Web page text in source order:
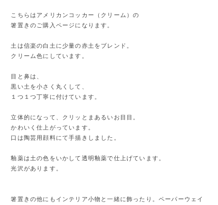
こちらはアメリカンコッカー（クリーム）の
箸置きのご購入ページになります。
土は信楽の白土に少量の赤土をブレンド。
クリーム色にしています。
目と鼻は、
黒い土を小さく丸くして、
１つ１つ丁寧に付けています。
立体的になって、クリッとまあるいお目目。
かわいく仕上がっています。
口は陶芸用顔料にて手描きしました。
釉薬は土の色をいかして透明釉薬で仕上げています。
光沢があります。
箸置きの他にもインテリア小物と一緒に飾ったり。ペーパーウェイ